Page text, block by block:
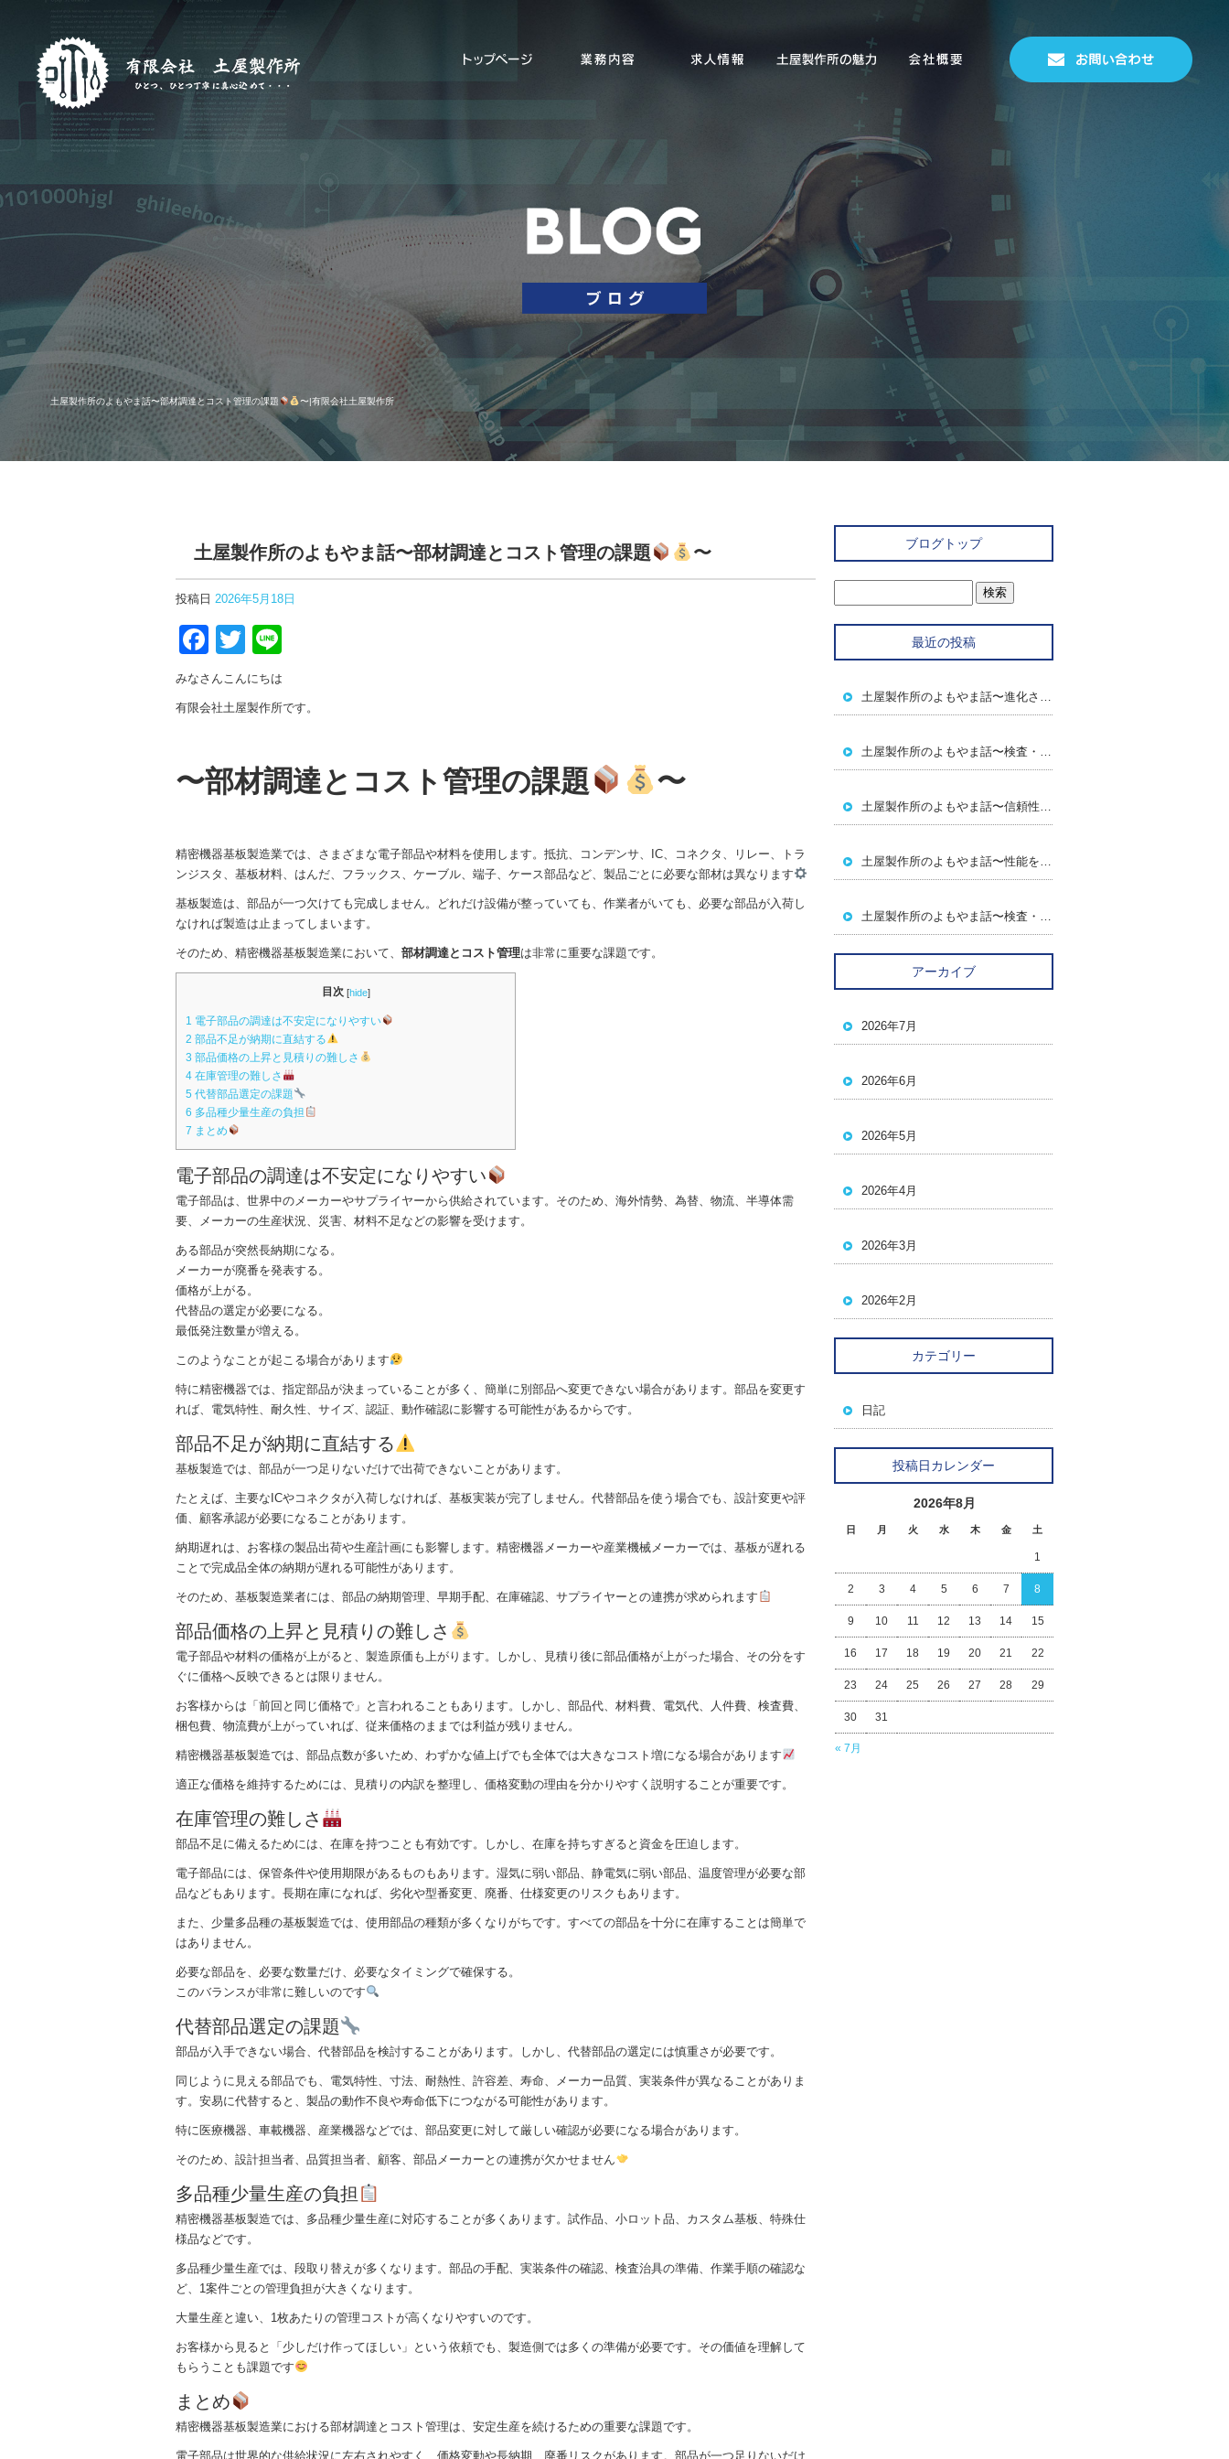
土屋製作所のよもやま話〜部材調達とコスト管理の課題 〜|有限会社土屋製作所
土屋製作所のよもやま話〜部材調達とコスト管理の課題 〜
投稿日 2026年5月18日
F
a
c
b
o
k
T
wi
tt
e
みなさんこんにちは
有限会社土屋製作所です。
〜部材調達とコスト管理の課題 〜
精密機器基板製造業では、さまざまな電子部品や材料を使用します。抵抗、コンデンサ、IC、コネクタ、リレー、トラ
ンジスタ、基板材料、はんだ、フラックス、ケーブル、端子、ケース部品など、製品ごとに必要な部材は異なります
基板製造は、部品が一つ欠けても完成しません。どれだけ設備が整っていても、作業者がいても、必要な部品が入荷し
なければ製造は止まってしまいます。
そのため、精密機器基板製造業において、 部材調達とコスト管理は非常に重要な課題です。
目次 [hide]
1 電子部品の調達は不安定になりやすい
2 部品不足が納期に直結する
3 部品価格の上昇と見積りの難しさ
4 在庫管理の難しさ
5 代替部品選定の課題
6 多品種少量生産の負担
7 まとめ
電子部品の調達は不安定になりやすい
電子部品は、世界中のメーカーやサプライヤーから供給されています。そのため、海外情勢、為替、物流、半導体需
要、メーカーの生産状況、災害、材料不足などの影響を受けます。
ある部品が突然長納期になる。
メーカーが廃番を発表する。
価格が上がる。
代替品の選定が必要になる。
最低発注数量が増える。
このようなことが起こる場合があります
特に精密機器では、指定部品が決まっていることが多く、簡単に別部品へ変更できない場合があります。部品を変更す
れば、電気特性、耐久性、サイズ、認証、動作確認に影響する可能性があるからです。
部品不足が納期に直結する
基板製造では、部品が一つ足りないだけで出荷できないことがあります。
たとえば、主要なICやコネクタが入荷しなければ、基板実装が完了しません。代替部品を使う場合でも、設計変更や評
価、顧客承認が必要になることがあります。
納期遅れは、お客様の製品出荷や生産計画にも影響します。精密機器メーカーや産業機械メーカーでは、基板が遅れる
ことで完成品全体の納期が遅れる可能性があります。
そのため、基板製造業者には、部品の納期管理、早期手配、在庫確認、サプライヤーとの連携が求められます
部品価格の上昇と見積りの難しさ
電子部品や材料の価格が上がると、製造原価も上がります。しかし、見積り後に部品価格が上がった場合、その分をす
ぐに価格へ反映できるとは限りません。
お客様からは「前回と同じ価格で」と言われることもあります。しかし、部品代、材料費、電気代、人件費、検査費、
梱包費、物流費が上がっていれば、従来価格のままでは利益が残りません。
精密機器基板製造では、部品点数が多いため、わずかな値上げでも全体では大きなコスト増になる場合があります
適正な価格を維持するためには、見積りの内訳を整理し、価格変動の理由を分かりやすく説明することが重要です。
在庫管理の難しさ
部品不足に備えるためには、在庫を持つことも有効です。しかし、在庫を持ちすぎると資金を圧迫します。
電子部品には、保管条件や使用期限があるものもあります。湿気に弱い部品、静電気に弱い部品、温度管理が必要な部
品などもあります。長期在庫になれば、劣化や型番変更、廃番、仕様変更のリスクもあります。
また、少量多品種の基板製造では、使用部品の種類が多くなりがちです。すべての部品を十分に在庫することは簡単で
はありません。
必要な部品を、必要な数量だけ、必要なタイミングで確保する。
このバランスが非常に難しいのです
代替部品選定の課題
部品が入手できない場合、代替部品を検討することがあります。しかし、代替部品の選定には慎重さが必要です。
同じように見える部品でも、電気特性、寸法、耐熱性、許容差、寿命、メーカー品質、実装条件が異なることがありま
す。安易に代替すると、製品の動作不良や寿命低下につながる可能性があります。
特に医療機器、車載機器、産業機器などでは、部品変更に対して厳しい確認が必要になる場合があります。
そのため、設計担当者、品質担当者、顧客、部品メーカーとの連携が欠かせません
多品種少量生産の負担
精密機器基板製造では、多品種少量生産に対応することが多くあります。試作品、小ロット品、カスタム基板、特殊仕
様品などです。
多品種少量生産では、段取り替えが多くなります。部品の手配、実装条件の確認、検査治具の準備、作業手順の確認な
ど、1案件ごとの管理負担が大きくなります。
大量生産と違い、1枚あたりの管理コストが高くなりやすいのです。
お客様から見ると「少しだけ作ってほしい」という依頼でも、製造側では多くの準備が必要です。その価値を理解して
もらうことも課題です
まとめ
精密機器基板製造業における部材調達とコスト管理は、安定生産を続けるための重要な課題です。
電子部品は世界的な供給状況に左右されやすく、価格変動や長納期、廃番リスクがあります。部品が一つ足りないだけ
ブログトップ
最近の投稿
土屋製作所のよもやま話〜進化させる～
土屋製作所のよもやま話〜検査・静電気対策・クリーン管理～
土屋製作所のよもやま話〜信頼性を決める～
土屋製作所のよもやま話〜性能を支える～
土屋製作所のよもやま話〜検査・管理・信頼性～
アーカイブ
2026年7月
2026年6月
2026年5月
2026年4月
2026年3月
2026年2月
カテゴリー
日記
投稿日カレンダー
2026年8月
日 月 火 水 木 金 土
« 7月
1
2 3 4 5 6 7 8
9 10 11 12 13 14 15
16 17 18 19 20 21 22
23 24 25 26 27 28 29
30 31